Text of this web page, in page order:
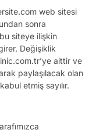
web sitesi
sonra
siteye ilişkin
Değişiklik
aittir ve
paylaşılacak olan
etmiş sayılır.